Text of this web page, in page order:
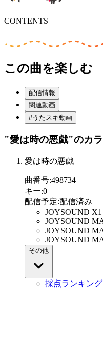
CONTENTS
この曲を楽しむ
配信情報
関連動画
#うたスキ動画
"愛は時の悪戯"のカ
愛は時の悪戯
曲番号:498734
キー:0
配信予定:配信済み
JOYSOUND X1
JOYSOUND
JOYSOUND
JOYSOUND
その他
採点ランキン